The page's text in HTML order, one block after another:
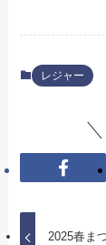
レジャー
2025春ま